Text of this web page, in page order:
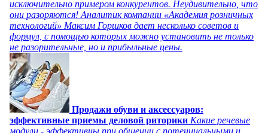
исключительно примером конкурентов. Неудивительно, что
они разоряются! Аналитик компании «Академия розничных
технологий» Максим Горшков дает несколько советов и
формул, с помощью которых можно установить не только
не разорительные, но и прибыльные цены.
Продажи обуви и аксессуаров:
эффективные приемы деловой риторики Какие речевые
модули - эффективны при общении с потенциальными и